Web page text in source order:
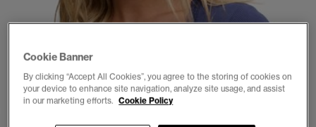
Cookie Banner
By clicking “Accept All Cookies”, you agree to the storing of cookies on
your device to enhance site navigation, analyze site usage, and assist
in our marketing efforts. Cookie Policy